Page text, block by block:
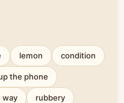
lemon condition
the phone
way rubbery